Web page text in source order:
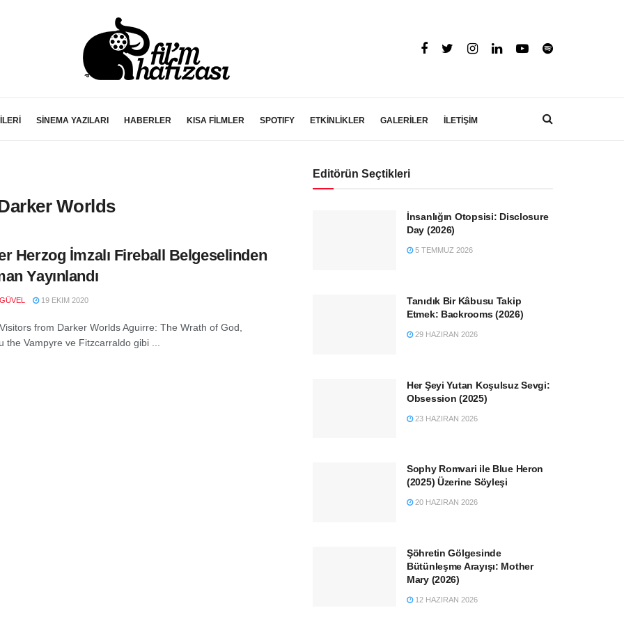
SİNEMA YAZILARI HABERLER KISA FİLMLER SPOTIFY ETKİNLİKLER GALERİLER İLETİŞİM
Worlds
Herzog İmzalı Fireball Belgeselinden
Yayınlandı
19 EKIM 2020
from Darker Worlds Aguirre: The Wrath of God,
the Vampyre ve Fitzcarraldo gibi ...
Editörün Seçtikleri
İnsanlığın Otopsisi: Disclosure
Day (2026)
5 TEMMUZ 2026
Tanıdık Bir Kâbusu Takip
Etmek: Backrooms (2026)
29 HAZIRAN 2026
Her Şeyi Yutan Koşulsuz Sevgi:
Obsession (2025)
23 HAZIRAN 2026
Sophy Romvari ile Blue Heron
(2025) Üzerine Söyleşi
20 HAZIRAN 2026
Şöhretin Gölgesinde
Bütünleşme Arayışı: Mother
Mary (2026)
12 HAZIRAN 2026